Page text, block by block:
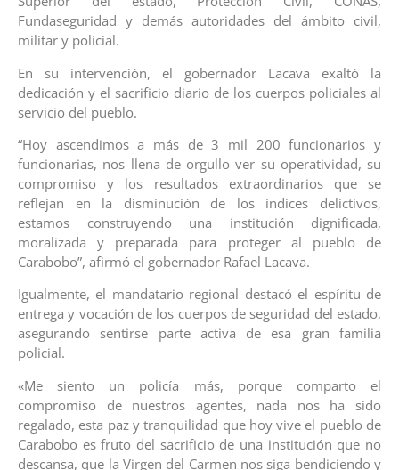
Fundaseguridad y demás autoridades del ámbito civil,
militar y policial.
En su intervención, el gobernador Lacava exaltó la
dedicación y el sacrificio diario de los cuerpos policiales al
servicio del pueblo.
“Hoy ascendimos a más de 3 mil 200 funcionarios y
funcionarias, nos llena de orgullo ver su operatividad, su
compromiso y los resultados extraordinarios que se
reflejan en la disminución de los índices delictivos,
estamos construyendo una institución dignificada,
moralizada y preparada para proteger al pueblo de
Carabobo”, afirmó el gobernador Rafael Lacava.
Igualmente, el mandatario regional destacó el espíritu de
entrega y vocación de los cuerpos de seguridad del estado,
asegurando sentirse parte activa de esa gran familia
policial.
«Me siento un policía más, porque comparto el
compromiso de nuestros agentes, nada nos ha sido
regalado, esta paz y tranquilidad que hoy vive el pueblo de
Carabobo es fruto del sacrificio de una institución que no
descansa, que la Virgen del Carmen nos siga bendiciendo y